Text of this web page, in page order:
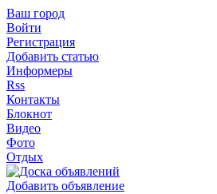
Ваш город
Войти
Регистрация
Добавить статью
Информеры
Rss
Контакты
Блокнот
Видео
Фото
Отдых
Добавить объявление